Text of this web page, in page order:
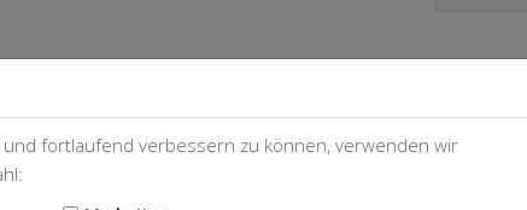
fortlaufend verbessern zu können, verwenden wir